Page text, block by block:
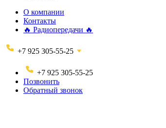
О компании
Контакты
🔥 Радиопередачи 🔥
+7 925 305-55-25
+7 925 305-55-25
Позвонить
Обратный звонок